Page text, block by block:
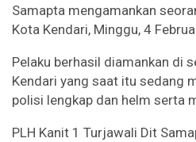
Samapta mengamankan
Kota Kendari, Minggu, 4
Pelaku berhasil diamankan di
Kendari yang saat itu sedang
polisi lengkap dan helm serta
PLH Kanit 1 Turjawali Dit